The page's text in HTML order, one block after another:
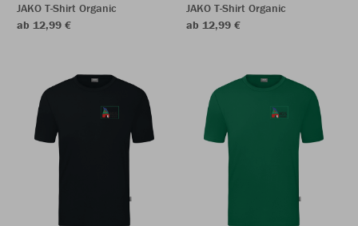
JAKO T-Shirt Organic
ab 12,99 €
JAKO T-Shirt Organic
ab 12,99 €